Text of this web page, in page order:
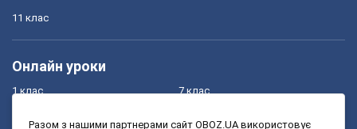
11 клас
Онлайн уроки
1 клас 7 клас
Разом з нашими партнерами сайт OBOZ.UA використовує